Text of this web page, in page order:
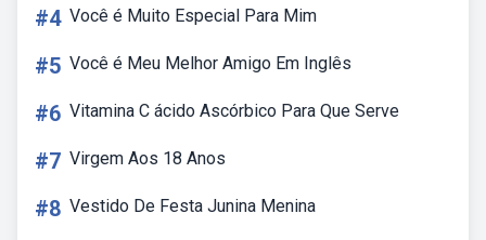
#4 Você é Muito Especial Para Mim
#5 Você é Meu Melhor Amigo Em Inglês
#6 Vitamina C ácido Ascórbico Para Que Serve
#7 Virgem Aos 18 Anos
#8 Vestido De Festa Junina Menina